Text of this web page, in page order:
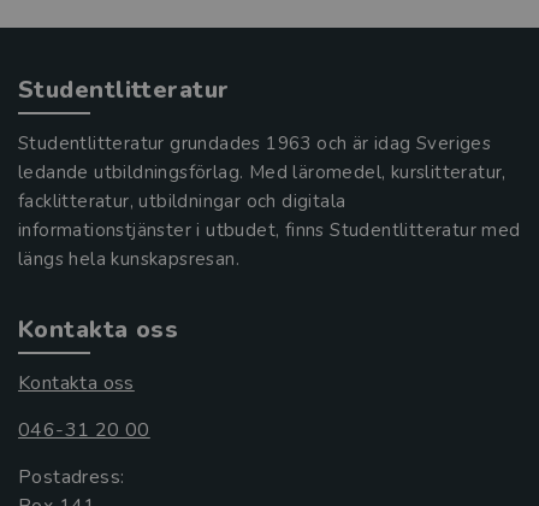
Studentlitteratur
Studentlitteratur grundades 1963 och är idag Sveriges
ledande utbildningsförlag. Med läromedel, kurslitteratur,
facklitteratur, utbildningar och digitala
informationstjänster i utbudet, finns Studentlitteratur med
längs hela kunskapsresan.
Kontakta oss
Kontakta oss
046-31 20 00
Postadress: